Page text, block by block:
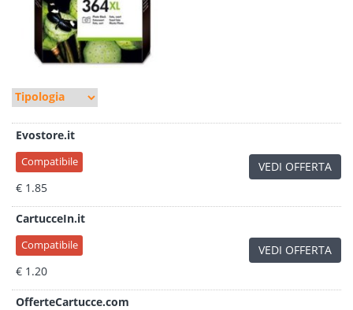
Evostore.it
Compatibile
€ 1.85
VEDI OFFERTA
CartucceIn.it
Compatibile
€ 1.20
VEDI OFFERTA
OfferteCartucce.com